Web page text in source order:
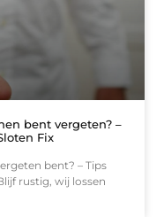
bent vergeten? –
Fix
bent? – Tips
rustig, wij lossen